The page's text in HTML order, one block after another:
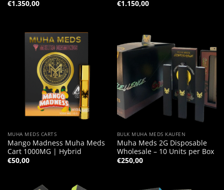
€1.350,00
€1.150,00
MUHA MEDS CARTS
Mango Madness Muha Meds
Cart 1000MG | Hybrid
€50,00
BULK MUHA MEDS KAUFEN
Muha Meds 2G Disposable
Wholesale – 10 Units per Box
€250,00